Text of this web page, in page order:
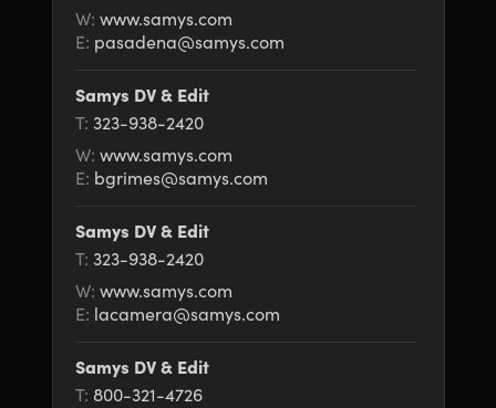
W: www.samys.com
E: pasadena@samys.com
Samys DV & Edit
T: 323-938-2420
W: www.samys.com
E: bgrimes@samys.com
Samys DV & Edit
T: 323-938-2420
W: www.samys.com
E: lacamera@samys.com
Samys DV & Edit
T: 800-321-4726